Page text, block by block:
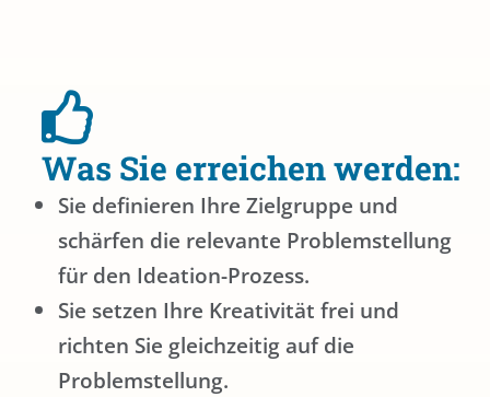
Was Sie erreichen werden:
Sie definieren Ihre Zielgruppe und
schärfen die relevante Problemstellung
für den Ideation-Prozess.
Sie setzen Ihre Kreativität frei und
richten Sie gleichzeitig auf die
Problemstellung.